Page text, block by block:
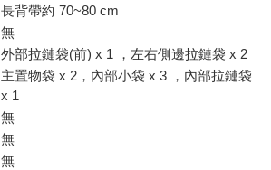
長背帶約 70~80 cm
無
外部拉鏈袋(前) x 1 ，左右側邊拉鏈袋 x 2
主置物袋 x 2，內部小袋 x 3 ，內部拉鏈袋
x 1
無
無
無